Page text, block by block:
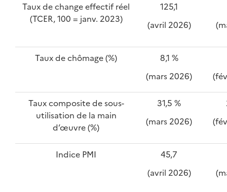
Taux de change effectif réel
(TCER, 100 = janv. 2023)
125,1
(avril 2026)
Taux de chômage (%)
8,1 %
(mars 2026)
Taux composite de sous-
utilisation de la main
d’œuvre (%)
31,5 %
(mars 2026)
Indice PMI
45,7
(avril 2026)